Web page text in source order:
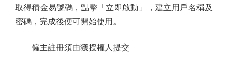
取得積金易號碼，點擊「立即啟動」，建立用戶名稱及
密碼，完成後便可開始使用。
僱主註冊須由獲授權人提交